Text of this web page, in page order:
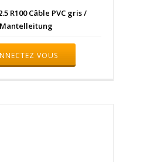
R100 Câble PVC gris /
Mantelleitung
VOUS